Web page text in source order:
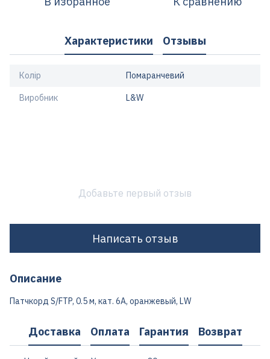
Характеристики Отзывы
Колір Помаранчевий
Виробник L&W
Добавьте первый отзыв
Написать отзыв
Описание
Патчкорд S/FTP, 0.5 м, кат. 6А, оранжевый, LW
Доставка Оплата Гарантия Возврат